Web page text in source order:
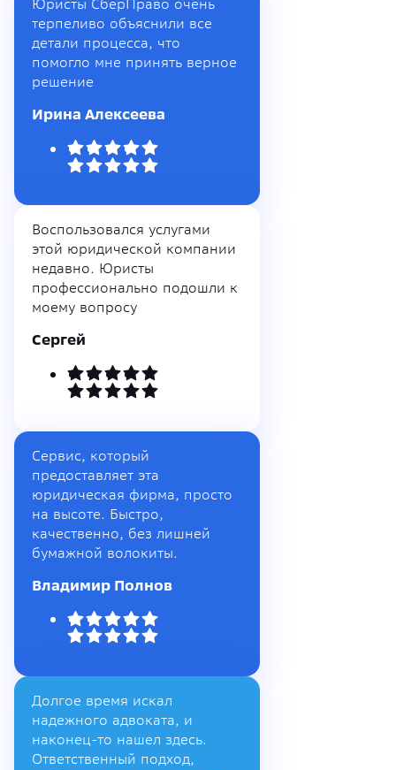
Юристы СберПраво очень
терпеливо объяснили все
детали процесса, что
помогло мне принять верное
решение
Ирина Алексеева
Воспользовался услугами
этой юридической компании
недавно. Юристы
профессионально подошли к
моему вопросу
Сергей
Сервис, который
предоставляет эта
юридическая фирма, просто
на высоте. Быстро,
качественно, без лишней
бумажной волокиты.
Владимир Полнов
Долгое время искал
надежного адвоката, и
наконец-то нашел здесь.
Ответственный подход,